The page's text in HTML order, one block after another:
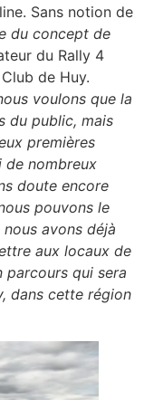
Sans notion de
du concept de
du Rally 4
de Huy.
voulons que la
du public, mais
premières
de nombreux
doute encore
pouvons le
avons déjà
aux locaux de
parcours qui sera
dans cette région